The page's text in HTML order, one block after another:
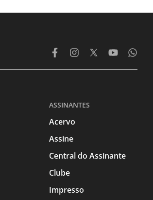
ASSINANTES
Acervo
Assine
Central do Assinante
Clube
Impresso